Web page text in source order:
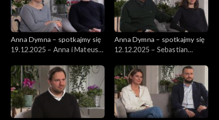
Anna Dymna – spotkajmy się
19.12.2025 – Anna i Mateusz
Anna Dymna – spotkajmy się
12.12.2025 – Sebastian